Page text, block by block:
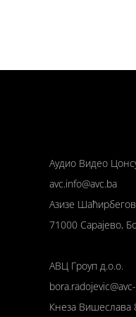
Аудио Видео
avc.info@avc.ba
Азизе
71000 Сарајево,
АВЦ Гроуп д.о.о.
Кнеза Вишеслава